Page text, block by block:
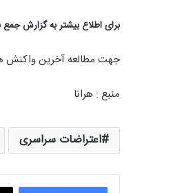
برای اطلاع بیشتر به گزارش
جهت مطالعه آخرین واکنش ها
منبع : هرانا
اعتراضات سراسری